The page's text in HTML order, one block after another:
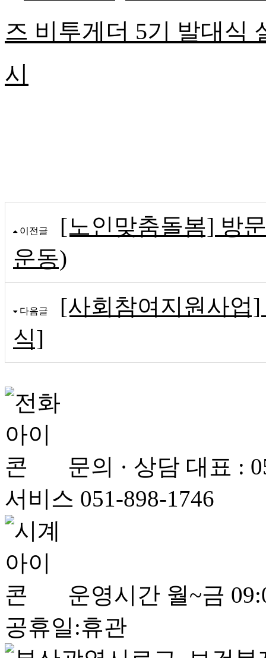
이전글
[노인맞춤돌봄] 방
운동)
다음글
[사회참여지원사업
식]
문의 · 상담 대표 :
서비스 051-898-1746
운영시간 월~금
공휴일:휴관